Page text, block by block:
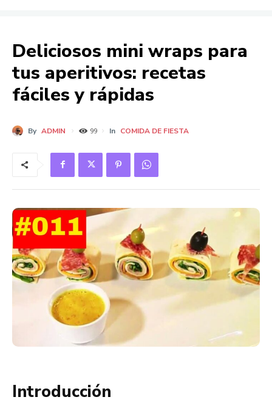
Deliciosos mini wraps para
tus aperitivos: recetas
fáciles y rápidas
By ADMIN 99 In COMIDA DE FIESTA
Introducción